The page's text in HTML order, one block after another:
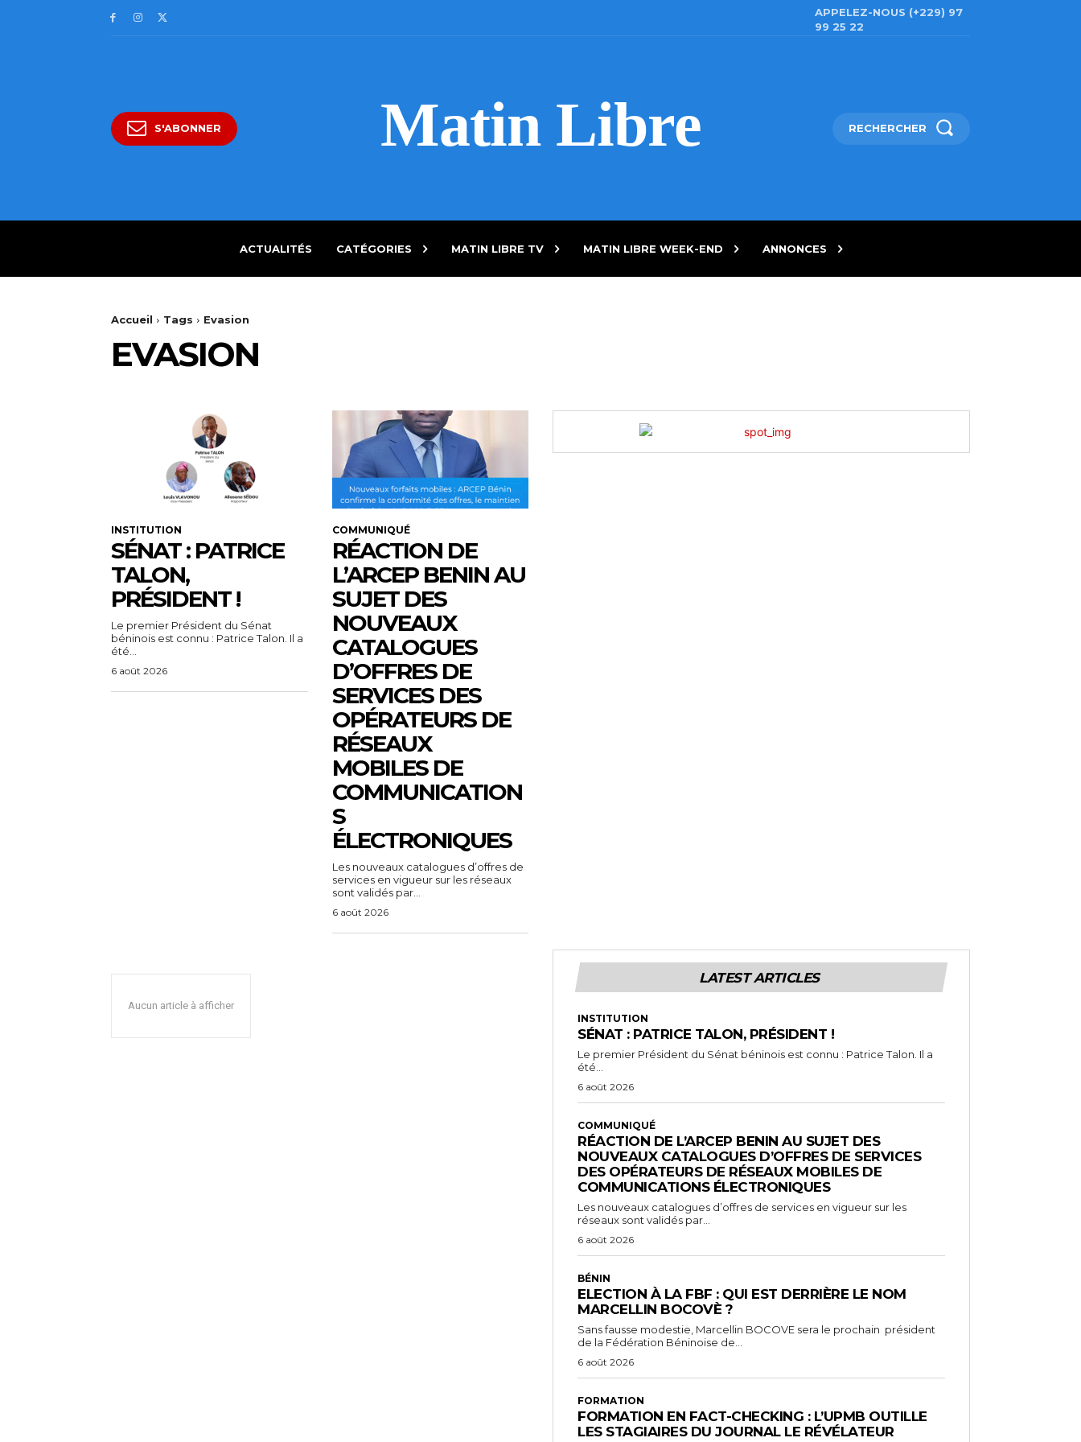
APPELEZ-NOUS (+229) 97
99 25 22
S'ABONNER Matin Libre RECHERCHER
ACTUALITÉS CATÉGORIES MATIN LIBRE TV MATIN LIBRE WEEK-END ANNONCES
Accueil Tags Evasion
EVASION
INSTITUTION
SÉNAT : PATRICE
TALON,
PRÉSIDENT !
Le premier Président du Sénat
béninois est connu : Patrice Talon. Il a
été...
6 août 2026
COMMUNIQUÉ
RÉACTION DE
L’ARCEP BENIN AU
SUJET DES
NOUVEAUX
CATALOGUES
D’OFFRES DE
SERVICES DES
OPÉRATEURS DE
RÉSEAUX
MOBILES DE
COMMUNICATION
S
ÉLECTRONIQUES
Les nouveaux catalogues d’offres de
services en vigueur sur les réseaux
sont validés par...
6 août 2026
Aucun article à afficher
LATEST ARTICLES
INSTITUTION
SÉNAT : PATRICE TALON, PRÉSIDENT !
Le premier Président du Sénat béninois est connu : Patrice Talon. Il a
été...
6 août 2026
COMMUNIQUÉ
RÉACTION DE L’ARCEP BENIN AU SUJET DES
NOUVEAUX CATALOGUES D’OFFRES DE SERVICES
DES OPÉRATEURS DE RÉSEAUX MOBILES DE
COMMUNICATIONS ÉLECTRONIQUES
Les nouveaux catalogues d’offres de services en vigueur sur les
réseaux sont validés par...
6 août 2026
BÉNIN
ELECTION À LA FBF : QUI EST DERRIÈRE LE NOM
MARCELLIN BOCOVÈ ?
Sans fausse modestie, Marcellin BOCOVE sera le prochain président
de la Fédération Béninoise de...
6 août 2026
FORMATION
FORMATION EN FACT-CHECKING : L’UPMB OUTILLE
LES STAGIAIRES DU JOURNAL LE RÉVÉLATEUR